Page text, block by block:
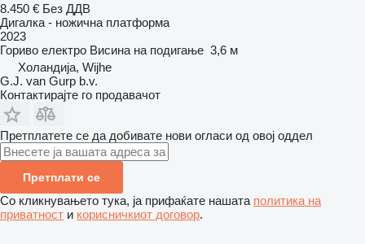
8.450 € Без ДДВ
Дигалка - ножична платформа
2023
Гориво електро Висина на подигање 3,6 м
Холандија, Wijhe
G.J. van Gurp b.v.
Контактирајте го продавачот
Претплатете се да добивате нови огласи од овој оддел
Претплати се
Со кликнувањето тука, ја прифаќате нашата политика на
приватност и корисничкиот договор.